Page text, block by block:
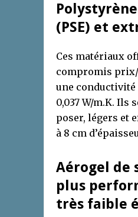
(PSE) et
Ces matériaux
compromis
une conductivité
0,037 W/m.K. Ils
poser, légers et
à 8 cm
Aérogel de
plus
très faible